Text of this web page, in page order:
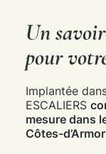
Un
pour
Implantée
ESCALIERS
mesure dans
Côtes-